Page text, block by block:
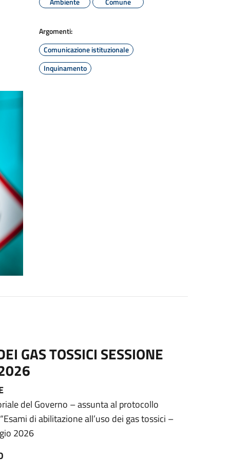
Argomenti:
Comunicazione istituzionale
Inquinamento
GAS TOSSICI SESSIONE
del Governo – assunta al protocollo
di abilitazione all’uso dei gas tossici –
2026